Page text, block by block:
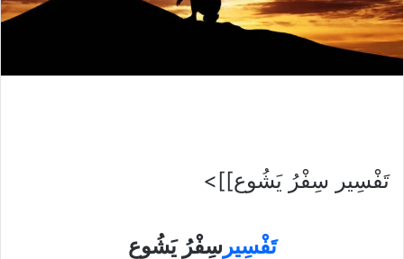
تَفْسِير سِفْرُ يَشُوع]]>
تَفْسِيرسِفْرُ يَشُوع